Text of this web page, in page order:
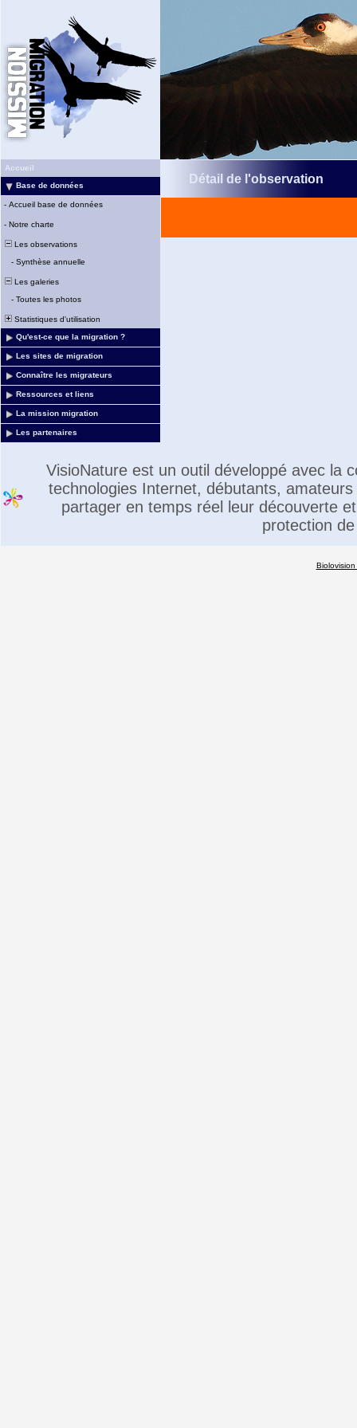
Accueil
Base de données
- Accueil base de données
- Notre charte
Les observations
- Synthèse annuelle
Les galeries
- Toutes les photos
Statistiques d'utilisation
Qu'est-ce que la migration ?
Les sites de migration
Connaître les migrateurs
Ressources et liens
La mission migration
Les partenaires
Détail de l'observation
VisioNature est un outil développé avec la
technologies Internet, débutants,
partager en temps réel leur découverte
protection
Biolovision